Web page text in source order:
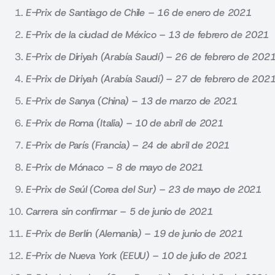
E-Prix de Santiago de Chile – 16 de enero de 2021
E-Prix de la ciudad de México – 13 de febrero de 2021
E-Prix de Diriyah (Arabía Saudí) – 26 de febrero de
E-Prix de Diriyah (Arabía Saudí) – 27 de febrero de
E-Prix de Sanya (China) – 13 de marzo de 2021
E-Prix de Roma (Italia) – 10 de abril de 2021
E-Prix de París (Francia) – 24 de abril de 2021
E-Prix de Mónaco – 8 de mayo de 2021
E-Prix de Seúl (Corea del Sur) – 23 de mayo de 2021
Carrera sin confirmar – 5 de junio de 2021
E-Prix de Berlín (Alemania) – 19 de junio de 2021
E-Prix de Nueva York (EEUU) – 10 de julio de 2021